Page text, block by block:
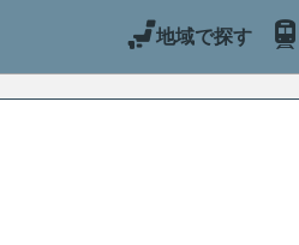
地域で探す